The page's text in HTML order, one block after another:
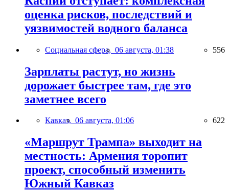
оценка рисков, последствий и
уязвимостей водного баланса
Социальная сфера, 06 августа, 01:38 556
Зарплаты растут, но жизнь
дорожает быстрее там, где это
заметнее всего
Кавказ, 06 августа, 01:06 622
«Маршрут Трампа» выходит на
местность: Армения торопит
проект, способный изменить
Южный Кавказ